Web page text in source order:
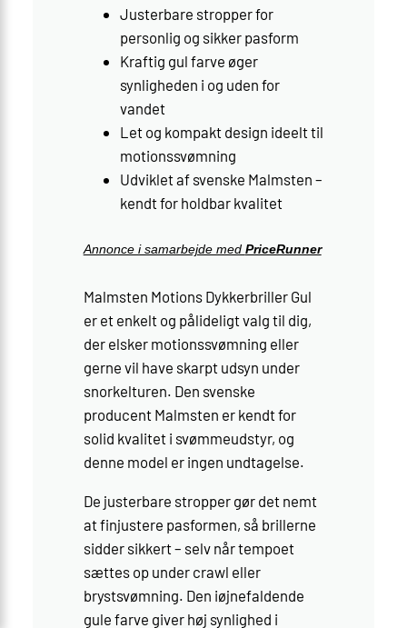
Justerbare stropper for
personlig og sikker pasform
Kraftig gul farve øger
synligheden i og uden for
vandet
Let og kompakt design ideelt til
motionssvømning
Udviklet af svenske Malmsten –
kendt for holdbar kvalitet
Annonce i samarbejde med PriceRunner
Malmsten Motions Dykkerbriller Gul
er et enkelt og pålideligt valg til dig,
der elsker motionssvømning eller
gerne vil have skarpt udsyn under
snorkelturen. Den svenske
producent Malmsten er kendt for
solid kvalitet i svømmeudstyr, og
denne model er ingen undtagelse.
De justerbare stropper gør det nemt
at finjustere pasformen, så brillerne
sidder sikkert – selv når tempoet
sættes op under crawl eller
brystsvømning. Den iøjnefaldende
gule farve giver høj synlighed i